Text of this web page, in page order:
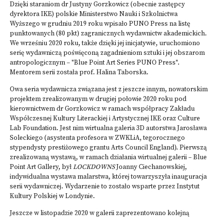
Dzięki staraniom dr Justyny Gorzkowicz (obecnie zastępcy
dyrektora IKE) polskie Ministerstwo Nauki i Szkolnictwa
Wyższego w grudniu 2019 roku wpisało PUNO Press na listę
punktowanych (80 pkt) zagranicznych wydawnictw akademickich.
We wrześniu 2020 roku, także dzięki jej inicjatywie, uruchomiono
serię wydawniczą poświęconą zagadnieniom sztuki i jej obszarom
antropologicznym – "Blue Point Art Series PUNO Press".
Mentorem serii została prof. Halina Taborska.
Owa seria wydawnicza związana jest z jeszcze innym, nowatorskim
projektem zrealizowanym w drugiej połowie 2020 roku pod
kierownictwem dr Gorzkowicz w ramach współpracy Zakładu
Współczesnej Kultury Literackiej i Artystycznej IKE oraz Culture
Lab Foundation. Jest nim wirtualna galeria 3D autorstwa Jarosława
Soleckiego (asystenta profesora w ZWKLiA, tegorocznego
stypendysty prestiżowego grantu Arts Council England). Pierwszą
zrealizowaną wystawą, w ramach działania wirtualnej galerii – Blue
Point Art Gallery, byłLOCKDOWNSJoanny Ciechanowskiej,
indywidualna wystawa malarstwa, której towarzyszyła inauguracja
serii wydawniczej. Wydarzenie to zostało wsparte przez Instytut
Kultury Polskiej w Londynie.
Jeszcze w listopadzie 2020 w galerii zaprezentowano kolejną